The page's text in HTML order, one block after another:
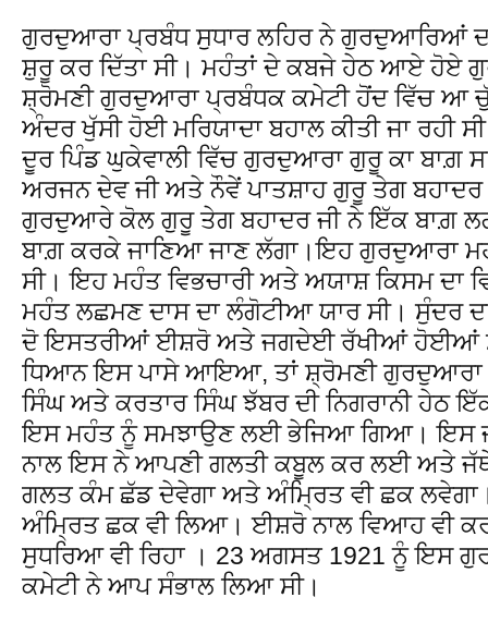
ਗੁਰਦੁਆਰਾ ਪ੍ਰਬੰਧ ਸੁਧਾਰ ਲਹਿਰ ਨੇ ਗੁਰਦੁਆਰਿਆਂ
ਸ਼ੁਰੂ ਕਰ ਦਿੱਤਾ ਸੀ। ਮਹੰਤਾਂ ਦੇ ਕਬਜੇ ਹੇਠ ਆਏ ਹੋਏ
ਸ਼੍ਰੋਮਣੀ ਗੁਰਦੁਆਰਾ ਪ੍ਰਬੰਧਕ ਕਮੇਟੀ ਹੋਂਦ ਵਿੱਚ ਆ
ਅੰਦਰ ਖੁੱਸੀ ਹੋਈ ਮਰਿਯਾਦਾ ਬਹਾਲ ਕੀਤੀ ਜਾ ਰਹੀ
ਦੂਰ ਪਿੰਡ ਘੁਕੇਵਾਲੀ ਵਿੱਚ ਗੁਰਦੁਆਰਾ ਗੁਰੂ ਕਾ ਬਾਗ਼
ਅਰਜਨ ਦੇਵ ਜੀ ਅਤੇ ਨੌਵੇਂ ਪਾਤਸ਼ਾਹ ਗੁਰੂ ਤੇਗ
ਗੁਰਦੁਆਰੇ ਕੋਲ ਗੁਰੂ ਤੇਗ ਬਹਾਦਰ ਜੀ ਨੇ ਇੱਕ ਬਾਗ਼
ਬਾਗ਼ ਕਰਕੇ ਜਾਣਿਆ ਜਾਣ ਲੱਗਾ।ਇਹ ਗੁਰਦੁਆਰਾ
ਸੀ। ਇਹ ਮਹੰਤ ਵਿਭਚਾਰੀ ਅਤੇ ਅਯਾਸ਼ ਕਿਸਮ ਦਾ
ਮਹੰਤ ਲਛਮਣ ਦਾਸ ਦਾ ਲੰਗੋਟੀਆ ਯਾਰ ਸੀ। ਸੁੰਦਰ
ਦੋ ਇਸਤਰੀਆਂ ਈਸ਼ਰੋ ਅਤੇ ਜਗਦੇਈ ਰੱਖੀਆਂ ਹੋਈਆਂ
ਧਿਆਨ ਇਸ ਪਾਸੇ ਆਇਆ, ਤਾਂ ਸ਼੍ਰੋਮਣੀ ਗੁਰਦੁਆਰਾ
ਸਿੰਘ ਅਤੇ ਕਰਤਾਰ ਸਿੰਘ ਝੱਬਰ ਦੀ ਨਿਗਰਾਨੀ ਹੇਠ
ਇਸ ਮਹੰਤ ਨੂੰ ਸਮਝਾਉਣ ਲਈ ਭੇਜਿਆ ਗਿਆ। ਇਸ
ਨਾਲ ਇਸ ਨੇ ਆਪਣੀ ਗਲਤੀ ਕਬੂਲ ਕਰ ਲਈ ਅਤੇ ਜੱਥੇ
ਗਲਤ ਕੰਮ ਛੱਡ ਦੇਵੇਗਾ ਅਤੇ ਅੰਮ੍ਰਿਤ ਵੀ ਛਕ
ਅੰਮ੍ਰਿਤ ਛਕ ਵੀ ਲਿਆ। ਈਸ਼ਰੋ ਨਾਲ ਵਿਆਹ ਵੀ
ਸੁਧਰਿਆ ਵੀ ਰਿਹਾ । 23 ਅਗਸਤ 1921 ਨੂੰ ਇਸ
ਕਮੇਟੀ ਨੇ ਆਪ ਸੰਭਾਲ ਲਿਆ ਸੀ।